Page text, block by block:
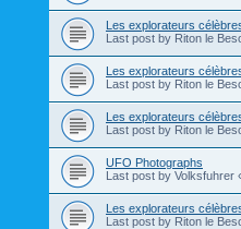
Les explorateurs
Last post by Riton le
Les explorateurs
Last post by Riton le
Les explorateurs
Last post by Riton le
UFO Photographs
Last post by Volksfuhrer
Les explorateurs
Last post by Riton le